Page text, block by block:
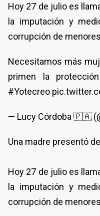
Hoy 27 de julio es
la imputación y
corrupción de menores
Necesitamos más
primen la
#Yotecreo
— Lucy Córdoba 🇵🇦
Una madre presentó
Hoy 27 de julio es
la imputación y
corrupción de menores